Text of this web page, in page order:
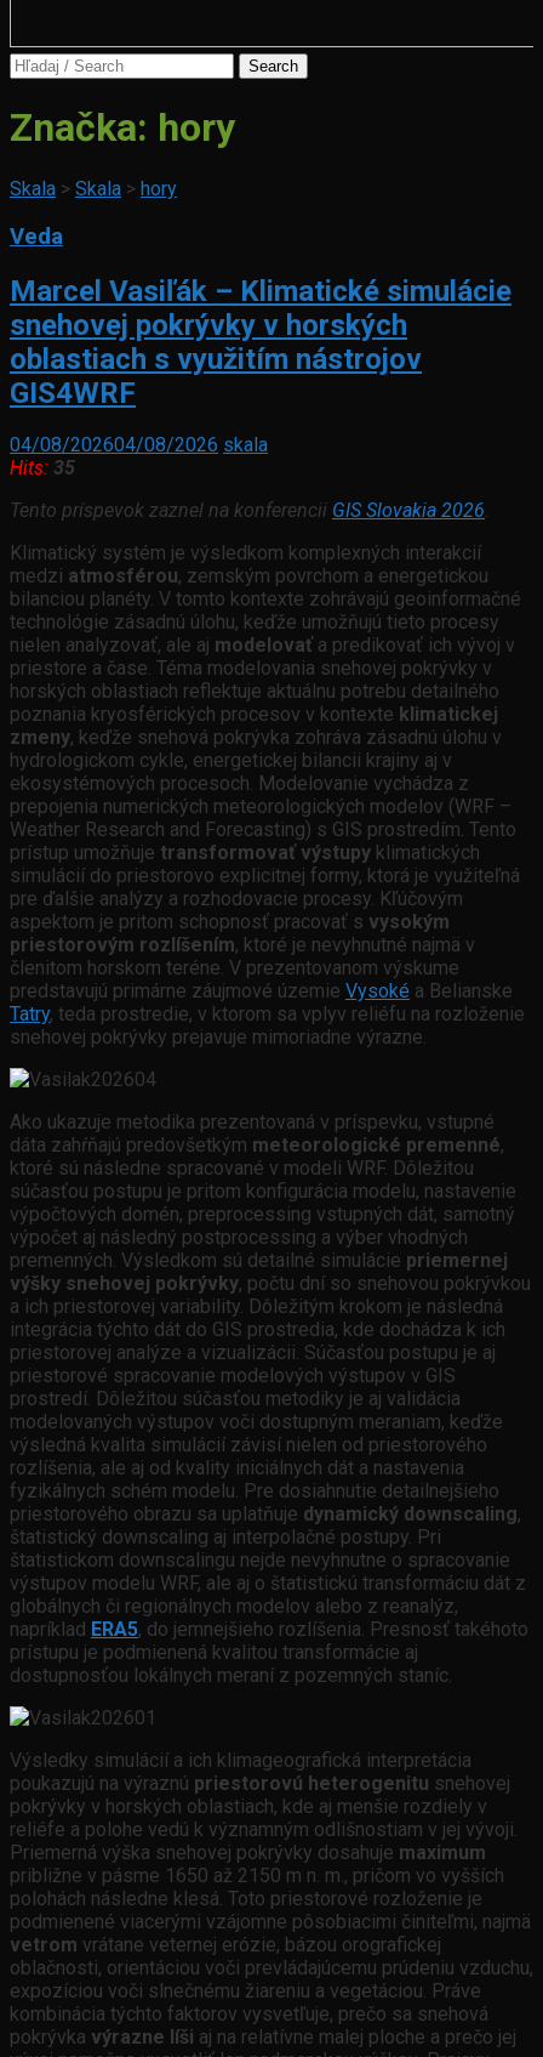
Search
Značka: hory
Skala > Skala > hory
Veda
Marcel Vasiľák – Klimatické simulácie
snehovej pokrývky v horských
oblastiach s využitím nástrojov
GIS4WRF
04/08/202604/08/2026 skala
Hits: 35
Tento príspevok zaznel na konferencii GIS Slovakia 2026.
Klimatický systém je výsledkom komplexných interakcií
medzi atmosférou, zemským povrchom a energetickou
bilanciou planéty. V tomto kontexte zohrávajú geoinformačné
technológie zásadnú úlohu, keďže umožňujú tieto procesy
nielen analyzovať, ale aj modelovať a predikovať ich vývoj v
priestore a čase. Téma modelovania snehovej pokrývky v
horských oblastiach reflektuje aktuálnu potrebu detailného
poznania kryosférických procesov v kontexte klimatickej
zmeny, keďže snehová pokrývka zohráva zásadnú úlohu v
hydrologickom cykle, energetickej bilancii krajiny aj v
ekosystémových procesoch. Modelovanie vychádza z
prepojenia numerických meteorologických modelov (WRF –
Weather Research and Forecasting) s GIS prostredím. Tento
prístup umožňuje transformovať výstupy klimatických
simulácií do priestorovo explicitnej formy, ktorá je využiteľná
pre ďalšie analýzy a rozhodovacie procesy. Kľúčovým
aspektom je pritom schopnosť pracovať s vysokým
priestorovým rozlíšením, ktoré je nevyhnutné najmä v
členitom horskom teréne. V prezentovanom výskume
predstavujú primárne záujmové územie Vysoké a Belianske
Tatry, teda prostredie, v ktorom sa vplyv reliéfu na rozloženie
snehovej pokrývky prejavuje mimoriadne výrazne.
Ako ukazuje metodika prezentovaná v príspevku, vstupné
dáta zahŕňajú predovšetkým meteorologické premenné,
ktoré sú následne spracované v modeli WRF. Dôležitou
súčasťou postupu je pritom konfigurácia modelu, nastavenie
výpočtových domén, preprocessing vstupných dát, samotný
výpočet aj následný postprocessing a výber vhodných
premenných. Výsledkom sú detailné simulácie priemernej
výšky snehovej pokrývky, počtu dní so snehovou pokrývkou
a ich priestorovej variability. Dôležitým krokom je následná
integrácia týchto dát do GIS prostredia, kde dochádza k ich
priestorovej analýze a vizualizácii. Súčasťou postupu je aj
priestorové spracovanie modelových výstupov v GIS
prostredí. Dôležitou súčasťou metodiky je aj validácia
modelovaných výstupov voči dostupným meraniam, keďže
výsledná kvalita simulácií závisí nielen od priestorového
rozlíšenia, ale aj od kvality iniciálnych dát a nastavenia
fyzikálnych schém modelu. Pre dosiahnutie detailnejšieho
priestorového obrazu sa uplatňuje dynamický downscaling,
štatistický downscaling aj interpolačné postupy. Pri
štatistickom downscalingu nejde nevyhnutne o spracovanie
výstupov modelu WRF, ale aj o štatistickú transformáciu dát z
globálnych či regionálnych modelov alebo z reanalýz,
napríklad ERA5, do jemnejšieho rozlíšenia. Presnosť takéhoto
prístupu je podmienená kvalitou transformácie aj
dostupnosťou lokálnych meraní z pozemných staníc.
Výsledky simulácií a ich klimageografická interpretácia
poukazujú na výraznú priestorovú heterogenitu snehovej
pokrývky v horských oblastiach, kde aj menšie rozdiely v
reliéfe a polohe vedú k významným odlišnostiam v jej vývoji.
Priemerná výška snehovej pokrývky dosahuje maximum
približne v pásme 1650 až 2150 m n. m., pričom vo vyšších
polohách následne klesá. Toto priestorové rozloženie je
podmienené viacerými vzájomne pôsobiacimi činiteľmi, najmä
vetrom vrátane veternej erózie, bázou orografickej
oblačnosti, orientáciou voči prevládajúcemu prúdeniu vzduchu,
expozíciou voči slnečnému žiareniu a vegetáciou. Práve
kombinácia týchto faktorov vysvetľuje, prečo sa snehová
pokrývka výrazne líši aj na relatívne malej ploche a prečo jej